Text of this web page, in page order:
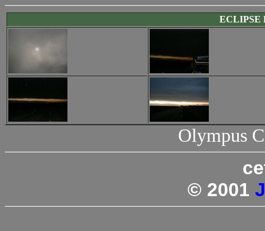
ECLIPSE
Olympus
© 2001